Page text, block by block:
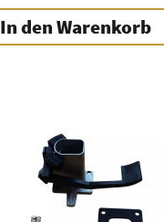
In den Warenkorb